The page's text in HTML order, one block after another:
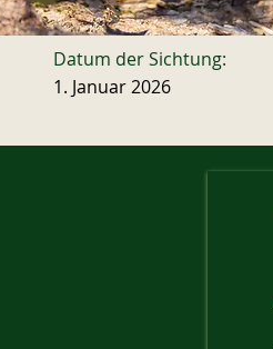
Datum der Sichtung:
1. Januar 2026